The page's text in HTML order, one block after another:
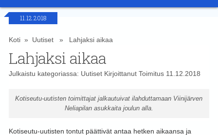
11.12.2018
Koti» Uutiset» Lahjaksi aikaa
Lahjaksi aikaa
Julkaistu kategoriassa: UutisetKirjoittanut Toimitus11.12.2018
Kotiseutu-uutisten toimittajat jalkautuivat ilahduttamaan Viinijärven
Neliapilan asukkaita joulun alla.
Kotiseutu-uutisten tontut päättivät antaa hetken aikaansa ja